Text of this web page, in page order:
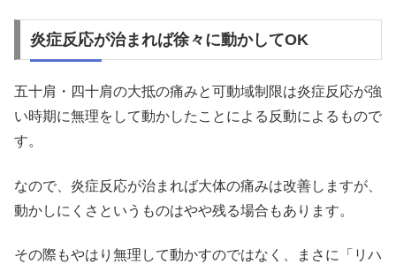
炎症反応が治まれば徐々に動かしてOK
五十肩・四十肩の大抵の痛みと可動域制限は炎症反応が強
い時期に無理をして動かしたことによる反動によるもので
す。
なので、炎症反応が治まれば大体の痛みは改善しますが、
動かしにくさというものはやや残る場合もあります。
その際もやはり無理して動かすのではなく、まさに「リハ